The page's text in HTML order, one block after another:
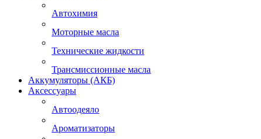
Автохимия
Моторные масла
Технические жидкости
Трансмиссионные масла
Аккумуляторы (АКБ)
Аксессуары
Автоодеяло
Ароматизаторы